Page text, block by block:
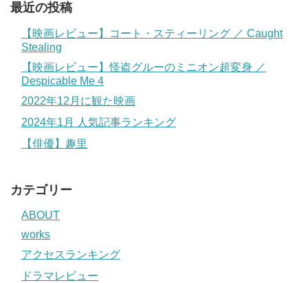
最近の投稿
【映画レビュー】コート・スティーリング ／ Caught
Stealing
【映画レビュー】怪盗グルーのミニオン超変身 ／
Despicable Me 4
2022年12月に観た映画
2024年1月 人気記事ランキング
【俳優】趣里
カテゴリー
ABOUT
works
アクセスランキング
ドラマレビュー